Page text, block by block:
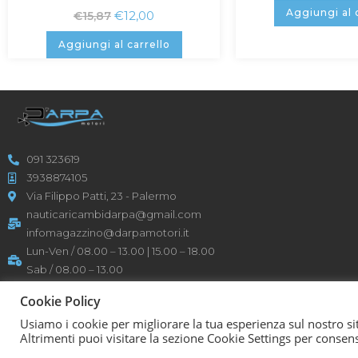
€15,87 €12,00
Aggiungi al carrello
Aggiungi al
091 323619
3938874105
Via Filippo Patti, 23 - Palermo
nauticaricambidarpa@gmail.com
infomagazzino@darpamotori.it
Lun-Ven / 08.00 – 13.00 | 15.00 – 18.00
Sab / 08.00 – 13.00
D’Arpa Motori SRL © [year] | Powered byKarma
Cookie Policy
Usiamo i cookie per migliorare la tua esperienza sul nostro
Altrimenti puoi visitare la sezione Cookie Settings per